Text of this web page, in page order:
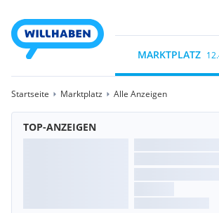
MARKTPLATZ
Startseite Marktplatz Alle Anzeigen
TOP-ANZEIGEN